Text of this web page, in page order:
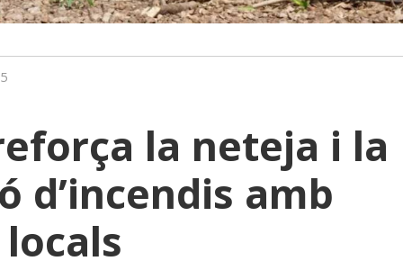
la neteja i la
d’incendis amb